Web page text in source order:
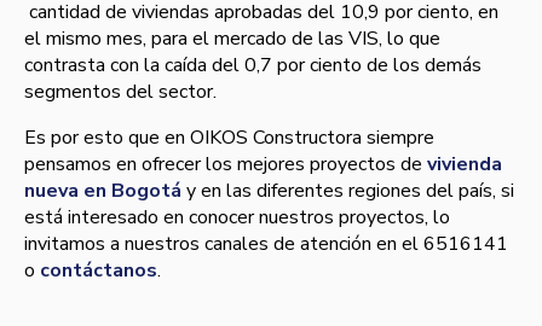
cantidad de viviendas aprobadas del 10,9 por ciento, en
el mismo mes, para el mercado de las VIS, lo que
contrasta con la caí­da del 0,7 por ciento de los demás
segmentos del sector.
Es por esto que en OIKOS Constructora siempre
pensamos en ofrecer los mejores proyectos de vivienda
nueva en Bogotá y en las diferentes regiones del paí­s, si
está interesado en conocer nuestros proyectos, lo
invitamos a nuestros canales de atención en el 6516141
o contáctanos.